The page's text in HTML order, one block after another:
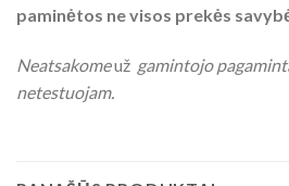
paminėtos ne visos prekės
Neatsakomeuž gamintojo
netestuojam.